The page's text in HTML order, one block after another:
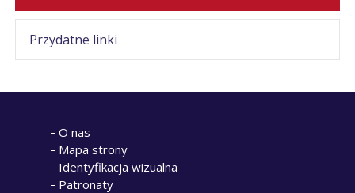
Przydatne linki
O nas
Mapa strony
Identyfikacja wizualna
Patronaty